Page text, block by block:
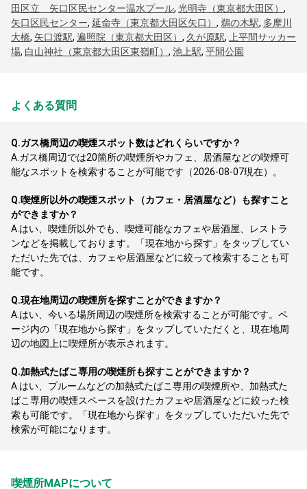
田区立 矢口区民センター温水プール, 光明寺（東京都大田区） ,
矢口区民センター, 延命寺（東京都大田区矢口） , 鵜の木駅, 多摩川
大橋, 矢口渡駅, 遍照院（東京都大田区） , 久が原駅,
上平間サッカー
場, 白山神社（東京都大田区東嶺町） , 池上駅, 平間公園
よくある質問
Q.ガス橋周辺の喫煙スポット数はどれくらいですか？
A. ガス橋周辺では20箇所の喫煙所やカフェ、居酒屋などの喫煙可
能なスポットを検索することが可能です（2026-08-07現在）。
Q.喫煙所以外の喫煙スポット（カフェ・居酒屋など）も探すこと
ができますか？
A. はい、喫煙所以外でも、喫煙可能なカフェや居酒屋、レストラ
ンなどを掲載しております。「現在地から探す」をタップしてい
ただいた先では、カフェや居酒屋などに絞って検索することも可
能です。
Q.現在地周辺の喫煙所を探すことができますか？
A. はい、今いる場所周辺の喫煙所を検索することが可能です。ペ
ージ内の「現在地から探す」をタップしていただくと、現在地周
辺の地図上に喫煙所が表示されます。
Q.加熱式たばこ専用の喫煙所も探すことができますか？
A. はい、プルームなどの加熱式たばこ専用の喫煙所や、加熱式た
ばこ専用の喫煙スペースを設けたカフェや居酒屋などに絞った検
索も可能です。「現在地から探す」をタップしていただいた先で
検索が可能になります。
喫煙所MAPについて